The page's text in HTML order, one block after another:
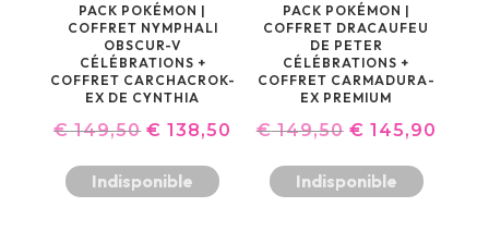
PACK POKÉMON |
COFFRET NYMPHALI
OBSCUR-V
CÉLÉBRATIONS +
COFFRET CARCHACROK-
EX DE CYNTHIA
€149,50 LE
PRIX
INITIAL
€ 138,50
PRIX
ACTUEL
Indisponible
PACK POKÉMON |
COFFRET DRACAUFEU
DE PETER
CÉLÉBRATIONS +
COFFRET CARMADURA-
EX PREMIUM
€149,50 LE
PRIX
INITIAL
€ 145,90
Indisponible